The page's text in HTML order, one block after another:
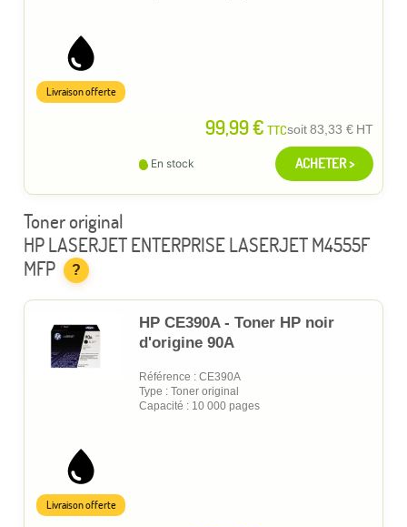
99,99 € TTCsoit83,33 € HT
Livraison offerte
En stock ACHETER >
Toner original
HP LASERJET ENTERPRISE LASERJET M4555F
MFP
?
HP CE390A - Toner HP noir
d'origine 90A
Référence : CE390A
Type : Toner original
Capacité : 10 000 pages
Livraison offerte